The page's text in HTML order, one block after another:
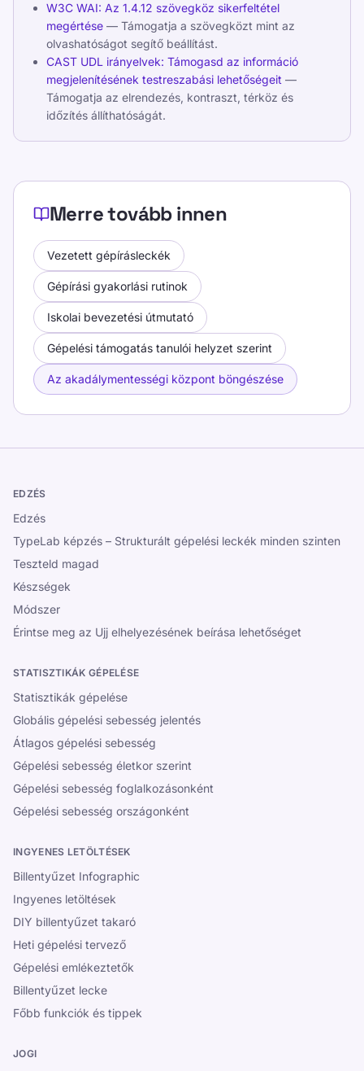
W3C WAI: Az 1.4.12 szövegköz sikerfeltétel
megértése — Támogatja a szövegközt mint az
olvashatóságot segítő beállítást.
CAST UDL irányelvek: Támogasd az információ
megjelenítésének testreszabási lehetőségeit —
Támogatja az elrendezés, kontraszt, térköz és
időzítés állíthatóságát.
Merre tovább innen
Vezetett gépírásleckék
Gépírási gyakorlási rutinok
Iskolai bevezetési útmutató
Gépelési támogatás tanulói helyzet szerint
Az akadálymentességi központ böngészése
EDZÉS
Edzés
TypeLab képzés – Strukturált gépelési leckék minden szinten
Teszteld magad
Készségek
Módszer
Érintse meg az Ujj elhelyezésének beírása lehetőséget
STATISZTIKÁK GÉPELÉSE
Statisztikák gépelése
Globális gépelési sebesség jelentés
Átlagos gépelési sebesség
Gépelési sebesség életkor szerint
Gépelési sebesség foglalkozásonként
Gépelési sebesség országonként
INGYENES LETÖLTÉSEK
Billentyűzet Infographic
Ingyenes letöltések
DIY billentyűzet takaró
Heti gépelési tervező
Gépelési emlékeztetők
Billentyűzet lecke
Főbb funkciók és tippek
JOGI